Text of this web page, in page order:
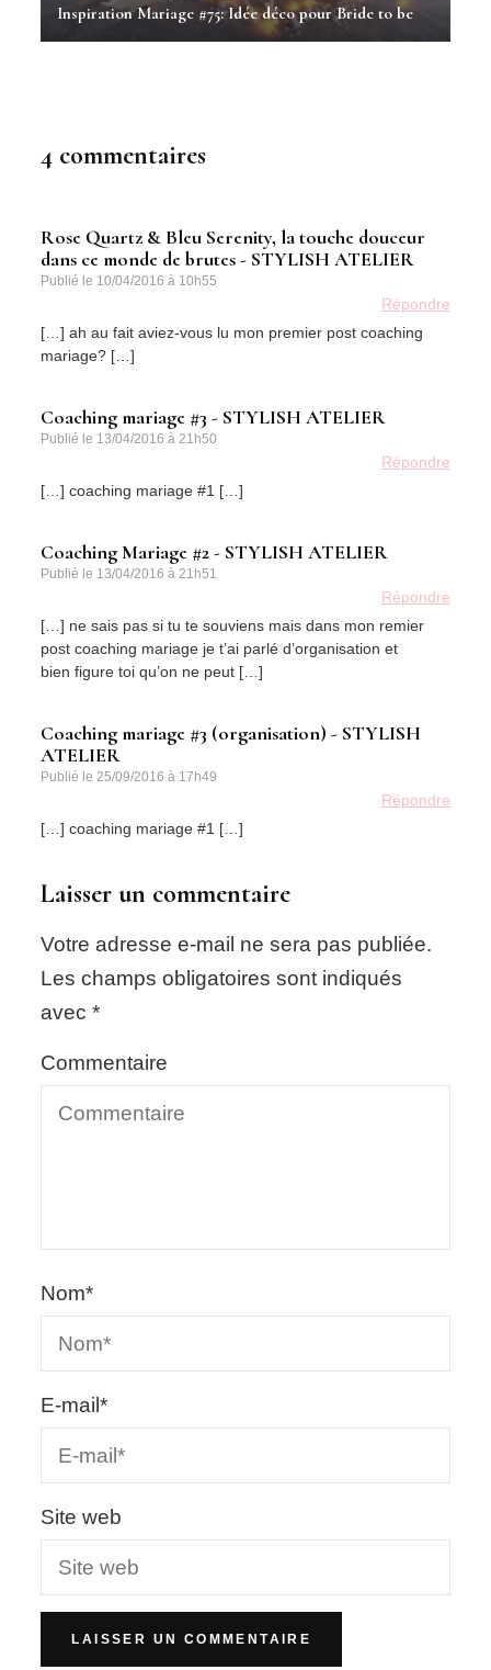
Inspiration Mariage #75: Idée déco pour Bride to be
4 commentaires
Rose Quartz & Bleu Serenity, la touche douceur
dans ce monde de brutes - STYLISH ATELIER
Publié le 10/04/2016 à 10h55
Répondre
[…] ah au fait aviez-vous lu mon premier post coaching
mariage? […]
Coaching mariage #3 - STYLISH ATELIER
Publié le 13/04/2016 à 21h50
Répondre
[…] coaching mariage #1 […]
Coaching Mariage #2 - STYLISH ATELIER
Publié le 13/04/2016 à 21h51
Répondre
[…] ne sais pas si tu te souviens mais dans mon remier
post coaching mariage je t’ai parlé d’organisation et
bien figure toi qu’on ne peut […]
Coaching mariage #3 (organisation) - STYLISH
ATELIER
Publié le25/09/2016 à 17h49
Répondre
[…] coaching mariage #1 […]
Laisser un commentaire
Votre adresse e-mail ne sera pas publiée.
Les champs obligatoires sont indiqués
avec*
Commentaire
Nom*
E-mail*
Site web